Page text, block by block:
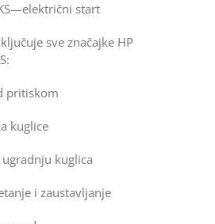
start
sve značajke HP
pritiskom
kuglice
kuglica
i zaustavljanje